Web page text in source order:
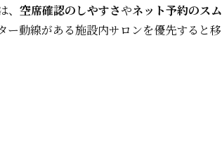
空席確認のしやすさやネット予約のスム
ー動線がある施設内サロンを優先すると移